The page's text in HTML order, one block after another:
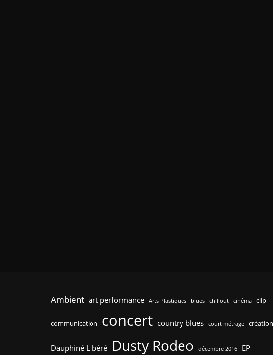
Ambient art performance Arts Plastiques blues chillout cinéma clip
communication concert country blues court métrage création
Dauphiné Libéré Dusty Rodeo décembre 2016 EP